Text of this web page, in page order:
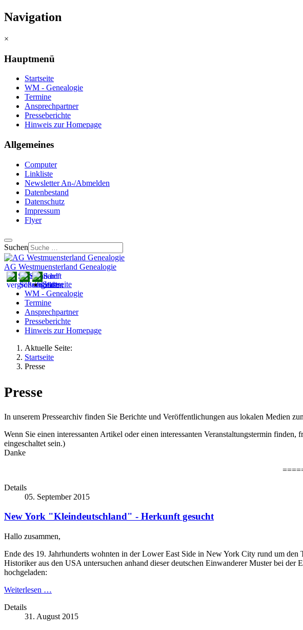
Navigation
×
Hauptmenü
Startseite
WM - Genealogie
Termine
Ansprechpartner
Presseberichte
Hinweis zur Homepage
Allgemeines
Computer
Linkliste
Newsletter An-/Abmelden
Datenbestand
Datenschutz
Impressum
Flyer
Suchen
AG Westmuensterland Genealogie
Startseite
WM - Genealogie
Termine
Ansprechpartner
Presseberichte
Hinweis zur Homepage
Aktuelle Seite:
Startseite
Presse
Presse
In unserem Pressearchiv finden Sie Berichte und Veröffentlichungen aus lokalen Medien
Wenn Sie einen interessanten Artikel oder einen interessanten Veranstaltungstermin finden,
eingeschaltet sein.)
Danke
Details
05. September 2015
New York "Kleindeutschland" - Herkunft gesucht
Hallo zusammen,
Ende des 19. Jahrhunderts wohnten in der Lower East Side in New York City rund um
Historiker aus den USA untersuchen anhand dieser deutschen Einwanderer Muster bei
hochgeladen:
Weiterlesen …
Details
31. August 2015